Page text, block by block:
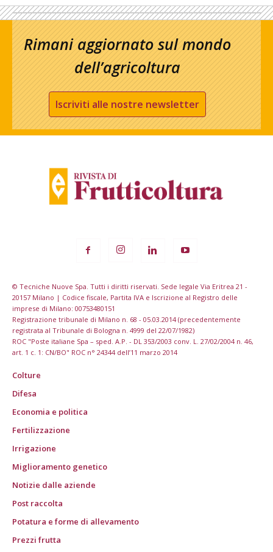
Rimani aggiornato sul mondo
dell’agricoltura
Iscriviti alle nostre newsletter
© Tecniche Nuove Spa. Tutti i diritti riservati. Sede legale Via Eritrea 21 -
20157 Milano | Codice fiscale, Partita IVA e Iscrizione al Registro delle
imprese di Milano: 00753480151
Registrazione tribunale di Milano n. 68 - 05.03.2014 (precedentemente
registrata al Tribunale di Bologna n. 4999 del 22/07/1982)
ROC "Poste italiane Spa – sped. A.P. - DL 353/2003 conv. L. 27/02/2004 n. 46,
art. 1 c. 1: CN/BO" ROC n° 24344 dell’11 marzo 2014
Colture
Difesa
Economia e politica
Fertilizzazione
Irrigazione
Miglioramento genetico
Notizie dalle aziende
Post raccolta
Potatura e forme di allevamento
Prezzi frutta